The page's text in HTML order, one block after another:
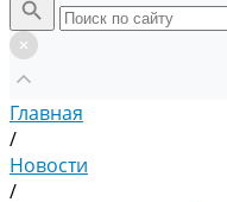
Главная
/
Новости
/